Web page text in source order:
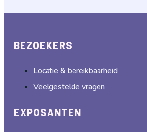
BEZOEKERS
Locatie & bereikbaarheid
Veelgestelde vragen
EXPOSANTEN